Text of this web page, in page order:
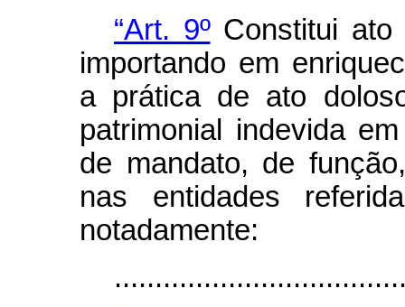
“Art. 9ºConstitui ato
importando em
a prática de ato
patrimonial indevida
de mandato, de
nas entidades
notadamente: